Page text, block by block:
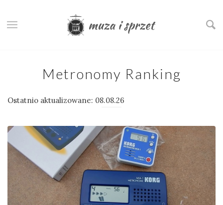
Metronomy Ranking
Ostatnio aktualizowane: 08.08.26